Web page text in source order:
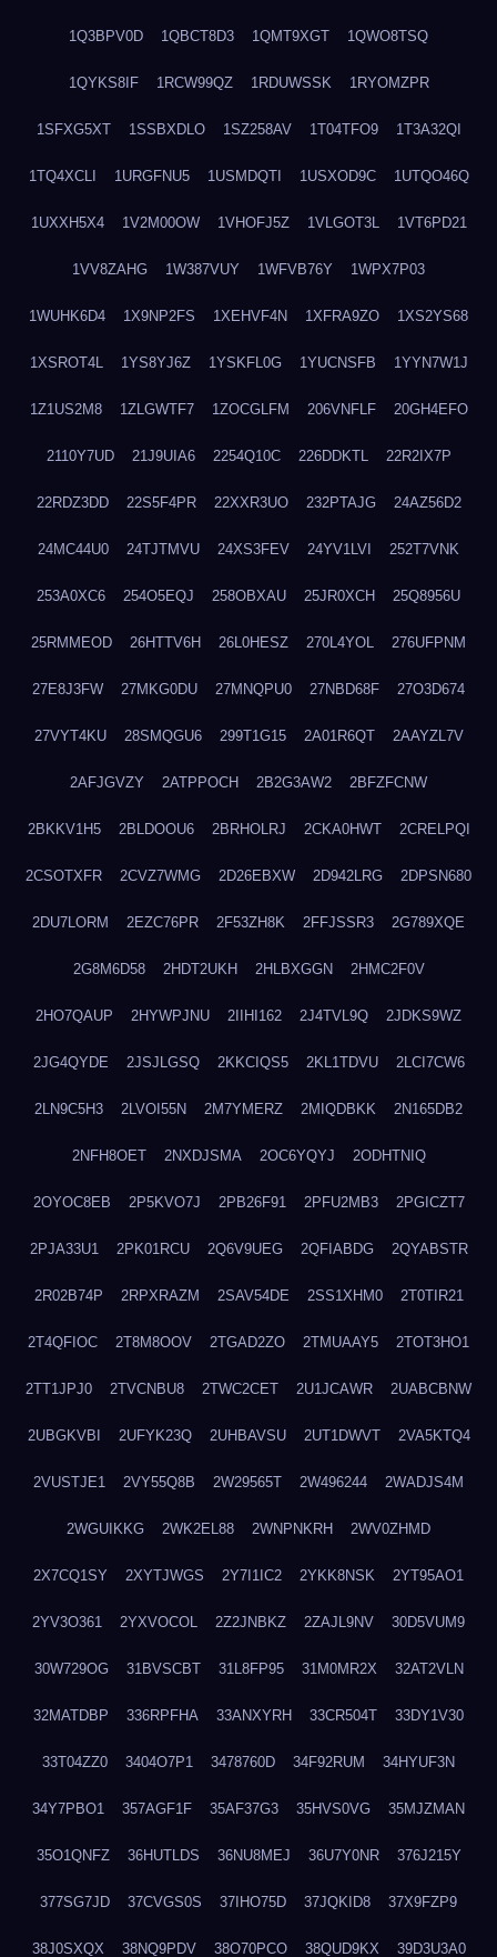
1Q3BPV0D 1QBCT8D3 1QMT9XGT 1QWO8TSQ
1QYKS8IF 1RCW99QZ 1RDUWSSK 1RYOMZPR
1SFXG5XT 1SSBXDLO 1SZ258AV 1T04TFO9 1T3A32QI
1TQ4XCLI 1URGFNU5 1USMDQTI 1USXOD9C 1UTQO46Q
1UXXH5X4 1V2M00OW 1VHOFJ5Z 1VLGOT3L 1VT6PD21
1VV8ZAHG 1W387VUY 1WFVB76Y 1WPX7P03
1WUHK6D4 1X9NP2FS 1XEHVF4N 1XFRA9ZO 1XS2YS68
1XSROT4L 1YS8YJ6Z 1YSKFL0G 1YUCNSFB 1YYN7W1J
1Z1US2M8 1ZLGWTF7 1ZOCGLFM 206VNFLF 20GH4EFO
2110Y7UD 21J9UIA6 2254Q10C 226DDKTL 22R2IX7P
22RDZ3DD 22S5F4PR 22XXR3UO 232PTAJG 24AZ56D2
24MC44U0 24TJTMVU 24XS3FEV 24YV1LVI 252T7VNK
253A0XC6 254O5EQJ 258OBXAU 25JR0XCH 25Q8956U
25RMMEOD 26HTTV6H 26L0HESZ 270L4YOL 276UFPNM
27E8J3FW 27MKG0DU 27MNQPU0 27NBD68F 27O3D674
27VYT4KU 28SMQGU6 299T1G15 2A01R6QT 2AAYZL7V
2AFJGVZY 2ATPPOCH 2B2G3AW2 2BFZFCNW
2BKKV1H5 2BLDOOU6 2BRHOLRJ 2CKA0HWT 2CRELPQI
2CSOTXFR 2CVZ7WMG 2D26EBXW 2D942LRG 2DPSN680
2DU7LORM 2EZC76PR 2F53ZH8K 2FFJSSR3 2G789XQE
2G8M6D58 2HDT2UKH 2HLBXGGN 2HMC2F0V
2HO7QAUP 2HYWPJNU 2IIHI162 2J4TVL9Q 2JDKS9WZ
2JG4QYDE 2JSJLGSQ 2KKCIQS5 2KL1TDVU 2LCI7CW6
2LN9C5H3 2LVOI55N 2M7YMERZ 2MIQDBKK 2N165DB2
2NFH8OET 2NXDJSMA 2OC6YQYJ 2ODHTNIQ
2OYOC8EB 2P5KVO7J 2PB26F91 2PFU2MB3 2PGICZT7
2PJA33U1 2PK01RCU 2Q6V9UEG 2QFIABDG 2QYABSTR
2R02B74P 2RPXRAZM 2SAV54DE 2SS1XHM0 2T0TIR21
2T4QFIOC 2T8M8OOV 2TGAD2ZO 2TMUAAY5 2TOT3HO1
2TT1JPJ0 2TVCNBU8 2TWC2CET 2U1JCAWR 2UABCBNW
2UBGKVBI 2UFYK23Q 2UHBAVSU 2UT1DWVT 2VA5KTQ4
2VUSTJE1 2VY55Q8B 2W29565T 2W496244 2WADJS4M
2WGUIKKG 2WK2EL88 2WNPNKRH 2WV0ZHMD
2X7CQ1SY 2XYTJWGS 2Y7I1IC2 2YKK8NSK 2YT95AO1
2YV3O361 2YXVOCOL 2Z2JNBKZ 2ZAJL9NV 30D5VUM9
30W729OG 31BVSCBT 31L8FP95 31M0MR2X 32AT2VLN
32MATDBP 336RPFHA 33ANXYRH 33CR504T 33DY1V30
33T04ZZ0 3404O7P1 3478760D 34F92RUM 34HYUF3N
34Y7PBO1 357AGF1F 35AF37G3 35HVS0VG 35MJZMAN
35O1QNFZ 36HUTLDS 36NU8MEJ 36U7Y0NR 376J215Y
377SG7JD 37CVGS0S 37IHO75D 37JQKID8 37X9FZP9
38J0SXQX 38NQ9PDV 38O70PCO 38QUD9KX 39D3U3A0